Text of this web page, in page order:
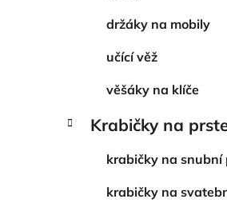
držáky na mobily
učící věž
věšáky na klíče
Krabičky na
krabičky na snubní
krabičky na